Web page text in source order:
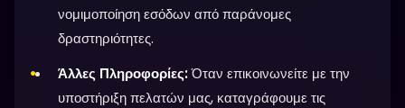
νομιμοποίηση εσόδων από παράνομες
δραστηριότητες.
Άλλες Πληροφορίες:Όταν επικοινωνείτε με την
υποστήριξη πελατών μας, καταγράφουμε τις